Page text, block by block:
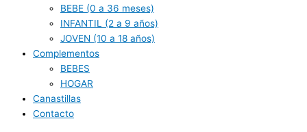
BEBE (0 a 36 meses)
INFANTIL (2 a 9 años)
JOVEN (10 a 18 años)
Complementos
BEBES
HOGAR
Canastillas
Contacto